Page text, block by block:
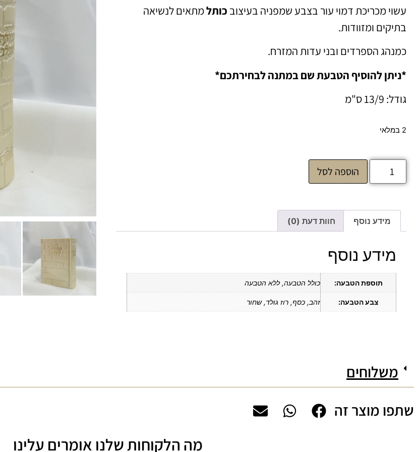
עשוי מכריכת דמוי עור בצבע שמפניה בעיצוב כותלמתאים לנשיאה
בתיקים ומזוודות.
כמנהג הספרדים ובני עדות המזרח.
*ניתן להוסיף הטבעת שם במתנה לבחירתכם*
גודל: 13/9 ס"מ
2 במלאי
הוספה לסל
מידע נוסף חוות דעת (0)
מידע נוסף
תוספת הטבעה: כולל הטבעה, ללא הטבעה
צבע הטבעה: זהב, כסף, רוז גולד, שחור
משלוחים
שתפו מוצר זה
מה הלקוחות שלנו אומרים עלינו